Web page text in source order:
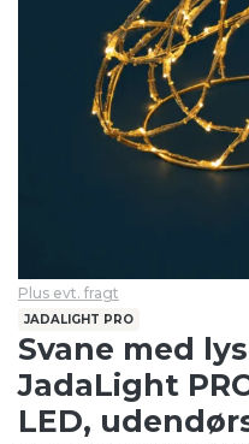
Plus evt. fragt
JADALIGHT PRO
Svane med
JadaLight
LED,